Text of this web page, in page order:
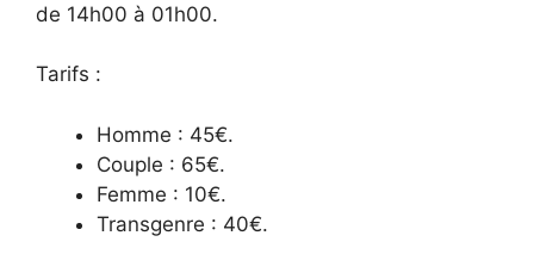
de 14h00 à 01h00.
Tarifs :
Homme : 45€.
Couple : 65€.
Femme : 10€.
Transgenre : 40€.